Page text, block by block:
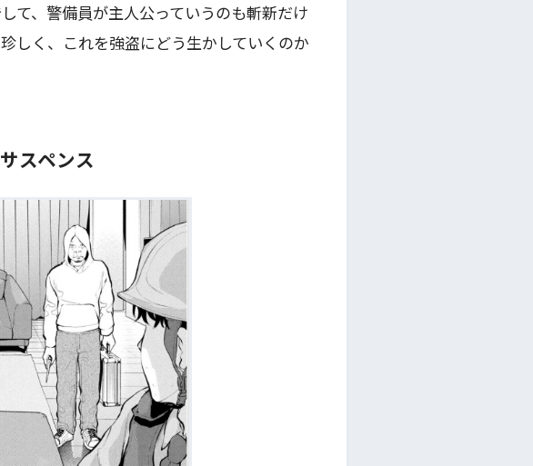
て、警備員が主人公っていうのも斬新だけ
しく、これを強盗にどう生かしていくのか
スペンス